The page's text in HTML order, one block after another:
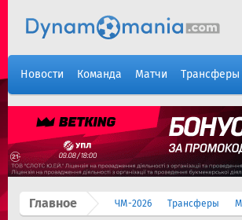
Новости Команда Матчи Трансферы
Главное ЧМ-2026 Трансферы